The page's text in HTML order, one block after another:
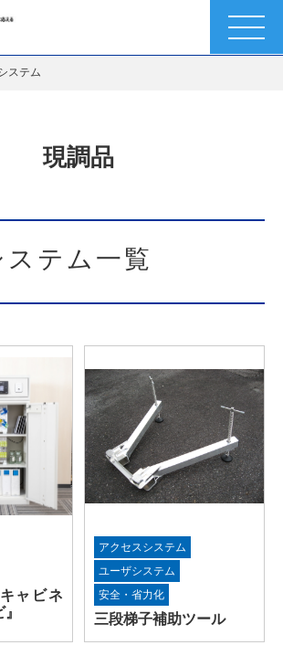
t
o
g
ステム
現調品
テム
ャビネ
アクセスシステム
ユーザシステム
安全・省力化
三段梯子補助ツール